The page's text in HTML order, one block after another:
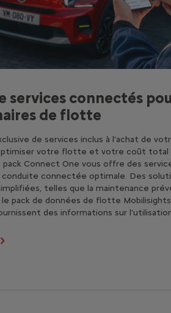
services connectés
de flotte
de services inclus à l'achat de
votre flotte et votre coût total
pack Connect One vous offre des
conduite connectée optimale. Des
telles que la maintenance
pack de données de flotte
des informations sur